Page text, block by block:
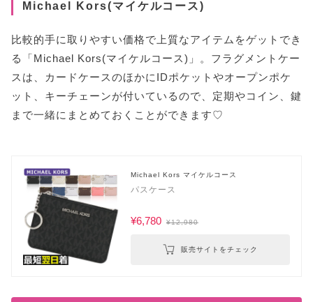
Michael Kors(マイケルコース)
比較的手に取りやすい価格で上質なアイテムをゲットでき
る「Michael Kors(マイケルコース)」。フラグメントケー
スは、カードケースのほかにIDポケットやオープンポケ
ット、キーチェーンが付いているので、定期やコイン、鍵
まで一緒にまとめておくことができます♡
Michael Kors マイケルコース
パスケース
¥6,780 ¥12,980
販売サイトをチェック